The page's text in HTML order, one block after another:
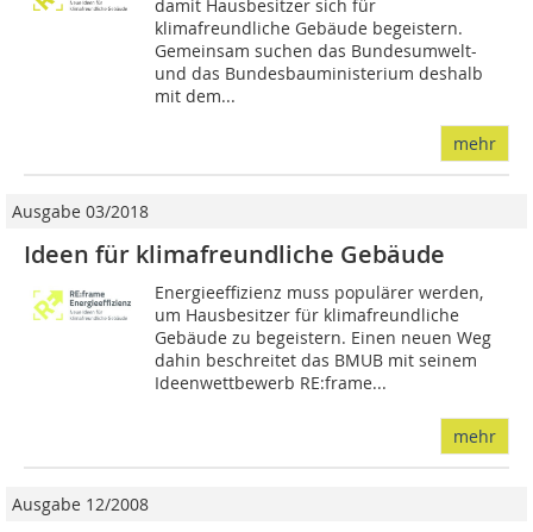
damit Hausbesitzer sich für
klimafreundliche Gebäude begeistern.
Gemeinsam suchen das Bundesumwelt-
und das Bundesbauministerium deshalb
mit dem...
mehr
Ausgabe 03/2018
Ideen für klimafreundliche Gebäude
Energieeffizienz muss populärer werden,
um Hausbesitzer für klimafreundliche
Gebäude zu begeistern. Einen neuen Weg
dahin beschreitet das BMUB mit seinem
Ideenwettbewerb RE:frame...
mehr
Ausgabe 12/2008